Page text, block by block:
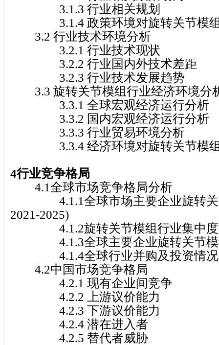
3.1.3 行业相关规划
3.1.4 政策环境对旋转关节模组
3.2 行业技术环境分析
3.2.1 行业技术现状
3.2.2 行业国内外技术差距
3.2.3 行业技术发展趋势
3.3 旋转关节模组行业经济环境分
3.3.1 全球宏观经济运行分析
3.3.2 国内宏观经济运行分析
3.3.3 行业贸易环境分析
3.3.4 经济环境对旋转关节模组
4行业竞争格局
4.1全球市场竞争格局分析
4.1.1全球市场主要企业旋转关
2021-2025)
4.1.2旋转关节模组行业集中度
4.1.3全球主要企业旋转关节模
4.1.4全球行业并购及投资情况
4.2中国市场竞争格局
4.2.1 现有企业间竞争
4.2.2 上游议价能力
4.2.3 下游议价能力
4.2.4 潜在进入者
4.2.5 替代者威胁